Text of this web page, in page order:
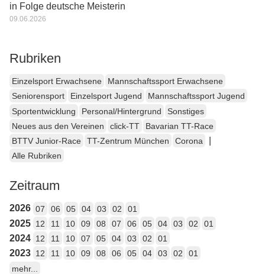
in Folge deutsche Meisterin
09.06.2026
Rubriken
Einzelsport Erwachsene
Mannschaftssport Erwachsene
Seniorensport
Einzelsport Jugend
Mannschaftssport Jugend
Sportentwicklung
Personal/Hintergrund
Sonstiges
Neues aus den Vereinen
click-TT
Bavarian TT-Race
BTTV Junior-Race
TT-Zentrum München Corona
Alle Rubriken
Zeitraum
2026 07 06 05 04 03 02 01
2025 12 11 10 09 08 07 06 05 04 03 02 01
2024 12 11 10 07 05 04 03 02 01
2023 12 11 10 09 08 06 05 04 03 02
01
mehr...